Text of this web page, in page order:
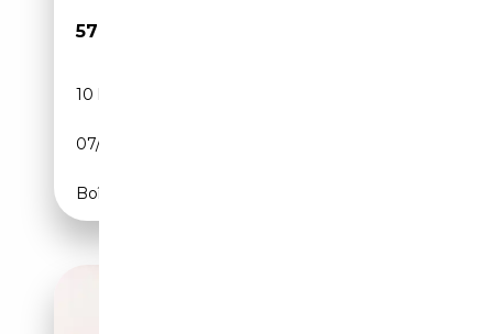
57 900€
10 km
07/2026
Boîte automatique